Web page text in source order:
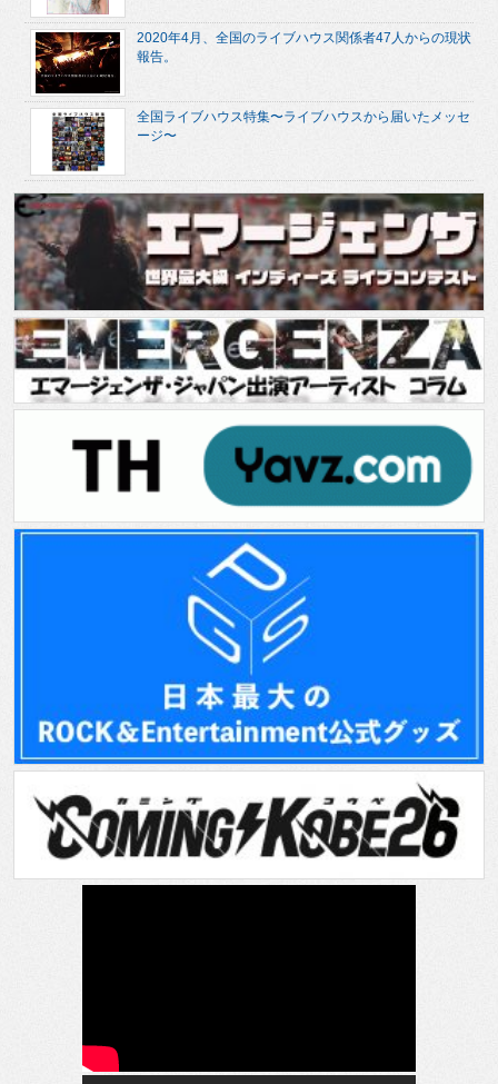
2020年4月、全国のライブハウス関係者47人からの現状
報告。
全国ライブハウス特集〜ライブハウスから届いたメッセ
ージ〜